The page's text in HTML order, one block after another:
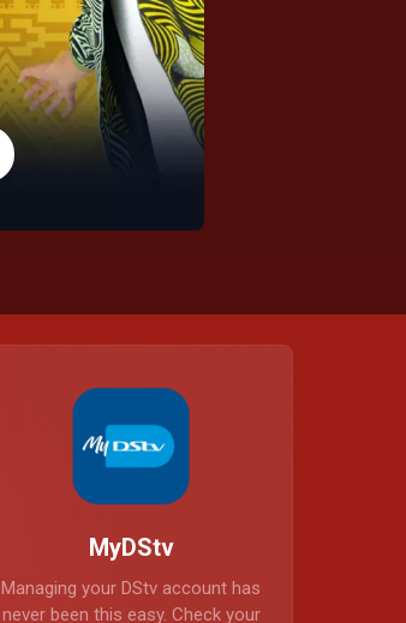
MyDStv
Managing your DStv account has
never been this easy. Check your